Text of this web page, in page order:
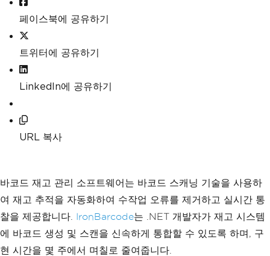
페이스북에 공유하기
트위터에 공유하기
LinkedIn에 공유하기
URL 복사
바코드 재고 관리 소프트웨어는 바코드 스캐닝 기술을 사용하
여 재고 추적을 자동화하여 수작업 오류를 제거하고 실시간 통
찰을 제공합니다. IronBarcode는 .NET 개발자가 재고 시스템
에 바코드 생성 및 스캔을 신속하게 통합할 수 있도록 하며, 구
현 시간을 몇 주에서 며칠로 줄여줍니다.